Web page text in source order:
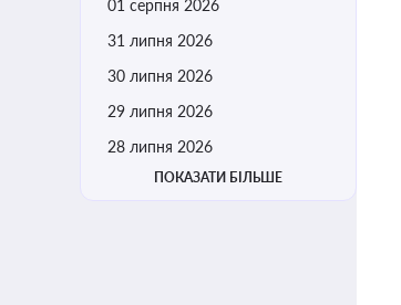
01 серпня 2026
31 липня 2026
30 липня 2026
29 липня 2026
28 липня 2026
ПОКАЗАТИ БІЛЬШЕ